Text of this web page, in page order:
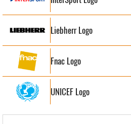
Liebherr Logo
Fnac Logo
UNICEF Logo